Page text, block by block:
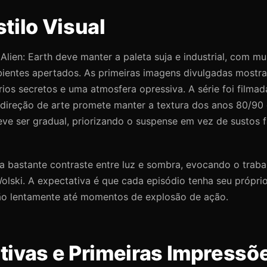
Visual
Earth deve manter a paleta suja e industrial, com
apertados. As primeiras imagens divulgadas
secretos e uma atmosfera opressiva. A série foi
de arte promete manter a textura dos anos 80/
ser gradual, priorizando o suspense em vez de sustos
bastante contraste entre luz e sombra, evocando o
A expectativa é que cada episódio tenha seu
lentamente até momentos de explosão de ação.
e Primeiras